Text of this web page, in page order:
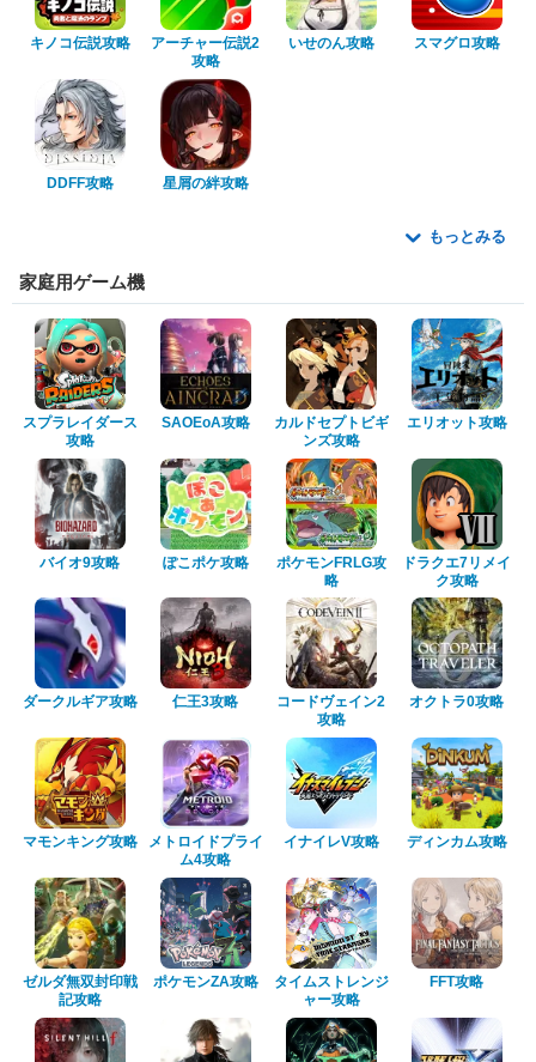
キノコ伝説攻略
アーチャー伝説2
攻略
いせのん攻略 スマグロ攻略
DDFF攻略 星屑の絆攻略
もっとみる
家庭用ゲーム機
スプラレイダース
攻略
SAOEoA攻略
カルドセプトビギ
ンズ攻略
エリオット攻略
バイオ9攻略 ぽこポケ攻略
ポケモンFRLG攻
略
ドラクエ7リメイ
ク攻略
ダークルギア攻略 仁王3攻略
コードヴェイン2
攻略
オクトラ0攻略
マモンキング攻略
メトロイドプライ
ム4攻略
イナイレV攻略 ディンカム攻略
ゼルダ無双封印戦
記攻略
ポケモンZA攻略
タイムストレンジ
ャー攻略
FFT攻略